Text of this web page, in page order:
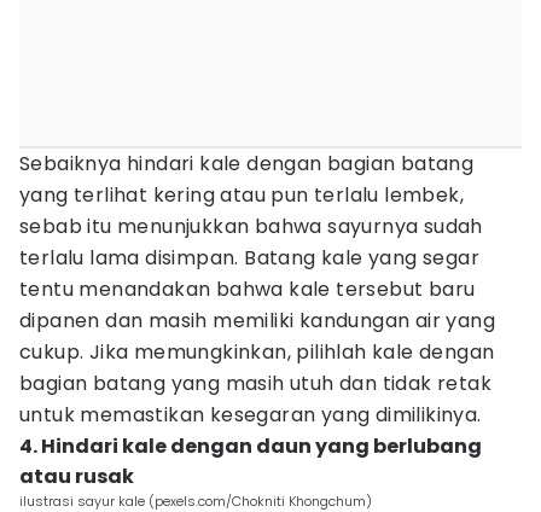
Sebaiknya hindari kale dengan bagian batang
yang terlihat kering atau pun terlalu lembek,
sebab itu menunjukkan bahwa sayurnya sudah
terlalu lama disimpan. Batang kale yang segar
tentu menandakan bahwa kale tersebut baru
dipanen dan masih memiliki kandungan air yang
cukup. Jika memungkinkan, pilihlah kale dengan
bagian batang yang masih utuh dan tidak retak
untuk memastikan kesegaran yang dimilikinya.
4. Hindari kale dengan daun yang berlubang
atau rusak
ilustrasi sayur kale (pexels.com/Chokniti Khongchum)